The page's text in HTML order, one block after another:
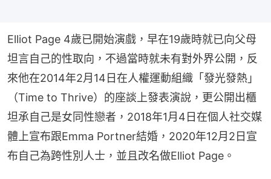
Elliot Page 4歲已開始演戲，早在19歲時就已向父母
坦言自己的性取向，不過當時就未有對外界公開，反
來他在2014年2月14日在人權運動組織「發光發熱」
（Time to Thrive）的座談上發表演說，更公開出櫃
坦承自己是女同性戀者，2018年1月4日在個人社交媒
體上宣布跟Emma Portner結婚，2020年12月2日宣
布自己為跨性別人士，並且改名做Elliot Page。